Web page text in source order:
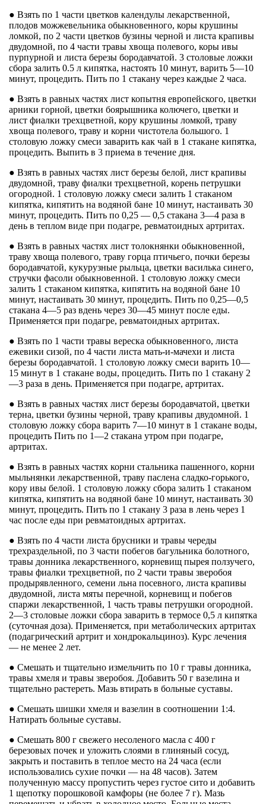
● Взять по 1 части цветков календулы лекарственной,
плодов можжевельника обыкновенного, коры крушины
ломкой, по 2 части цветков бузины черной и листа крапивы
двудомной, по 4 части травы хвоща полевого, коры ивы
пурпурной и листа березы бородавчатой. 3 столовые ложки
сбора залить 0.5 л кипятка, настоять 10 минут, варить 5—10
минут, процедить. Пить по 1 стакану через каждые 2 часа.
● Взять в равных частях лист копытня европейского, цветки
арники горной, цветки боярышника колючего, цветки и
лист фиалки трехцветной, кору крушины ломкой, траву
хвоща полевого, траву и корни чистотела большого. 1
столовую ложку смеси заварить как чай в 1 стакане кипятка,
процедить. Выпить в 3 приема в течение дня.
● Взять в равных частях лист березы белой, лист крапивы
двудомной, траву фиалки трехцветной, корень петрушки
огородной. 1 столовую ложку смеси залить 1 стаканом
кипятка, кипятить на водяной бане 10 минут, настаивать 30
минут, процедить. Пить по 0,25 — 0,5 стакана 3—4 раза в
день в теплом виде при подагре, ревматоидных артритах.
● Взять в равных частях лист толокнянки обыкновенной,
траву хвоща полевого, траву горца птичьего, почки березы
бородавчатой, кукурузные рыльца, цветки василька синего,
стручки фасоли обыкновенной. 1 столовую ложку смеси
залить 1 стаканом кипятка, кипятить на водяной бане 10
минут, настаивать 30 минут, процедить. Пить по 0,25—0,5
стакана 4—5 раз вдень через 30—45 минут после еды.
Применяется при подагре, ревматоидных артритах.
● Взять по 1 части травы вереска обыкновенного, листа
ежевики сизой, по 4 части листа мать-и-мачехи и листа
березы бородавчатой. 1 столовую ложку смеси варить 10—
15 минут в 1 стакане воды, процедить. Пить по 1 стакану 2
—3 раза в день. Применяется при подагре, артритах.
● Взять в равных частях лист березы бородавчатой, цветки
терна, цветки бузины черной, траву крапивы двудомной. 1
столовую ложку сбора варить 7—10 минут в 1 стакане воды,
процедить Пить по 1—2 стакана утром при подагре,
артритах.
● Взять в равных частях корни стальника пашенного, корни
мыльнянки лекарственной, траву паслена сладко-горького,
кору ивы белой. 1 столовую ложку сбора залить 1 стаканом
кипятка, кипятить на водяной бане 10 минут, настаивать 30
минут, процедить. Пить по 1 стакану 3 раза в лень через 1
час после еды при ревматоидных артритах.
● Взять по 4 части листа брусники и травы череды
трехраздельной, по 3 части побегов багульника болотного,
травы донника лекарственного, корневищ пырея ползучего,
травы фиалки трехцветной, по 2 части травы зверобоя
продырявленного, семени льна посевного, листа крапивы
двудомной, листа мяты перечной, корневищ и побегов
спаржи лекарственной, 1 часть травы петрушки огородной.
2—3 столовые ложки сбора заварить в термосе 0,5 л кипятка
(суточная доза). Применяется, при метаболических артритах
(подагрический артрит и хондрокальциноз). Курс лечения
— не менее 2 лет.
● Смешать и тщательно измельчить по 10 г травы донника,
травы хмеля и травы зверобоя. Добавить 50 г вазелина и
тщательно растереть. Мазь втирать в больные суставы.
● Смешать шишки хмеля и вазелин в соотношении 1:4.
Натирать больные суставы.
● Смешать 800 г свежего несоленого масла с 400 г
березовых почек и уложить слоями в глиняный сосуд,
закрыть и поставить в теплое место на 24 часа (если
использовались сухие почки — на 48 часов). Затем
полученную массу пропустить через густое сито и добавить
1 щепотку порошковой камфоры (не более 7 г). Мазь